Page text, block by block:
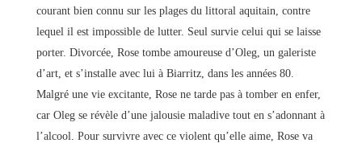
courant bien connu sur les plages du littoral aquitain, contre
lequel il est impossible de lutter. Seul survie celui qui se laisse
porter. Divorcée, Rose tombe amoureuse d’Oleg, un galeriste
d’art, et s’installe avec lui à Biarritz, dans les années 80.
Malgré une vie excitante, Rose ne tarde pas à tomber en enfer,
car Oleg se révèle d’une jalousie maladive tout en s’adonnant à
l’alcool. Pour survivre avec ce violent qu’elle aime, Rose va